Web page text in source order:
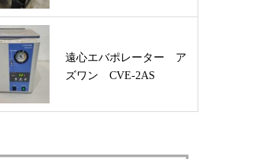
遠心エバポレーター ア
ズワン CVE-2AS